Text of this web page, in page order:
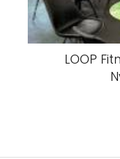
LOOP